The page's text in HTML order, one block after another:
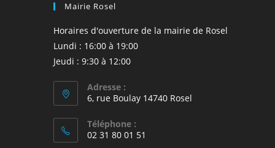
Mairie Rosel
Horaires d'ouverture de la mairie de Rosel
Lundi : 16:00 à 19:00
Jeudi : 9:30 à 12:00
Adresse :
6, rue Boulay 14740 Rosel
Téléphone :
02 31 80 01 51